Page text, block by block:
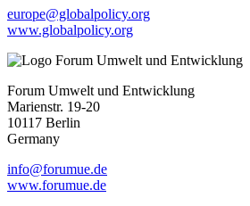
europe@globalpolicy.org
www.globalpolicy.org
Forum Umwelt und Entwicklung
Marienstr. 19-20
10117 Berlin
Germany
info@forumue.de
www.forumue.de